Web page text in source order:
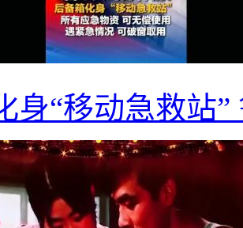
身“移动急救站